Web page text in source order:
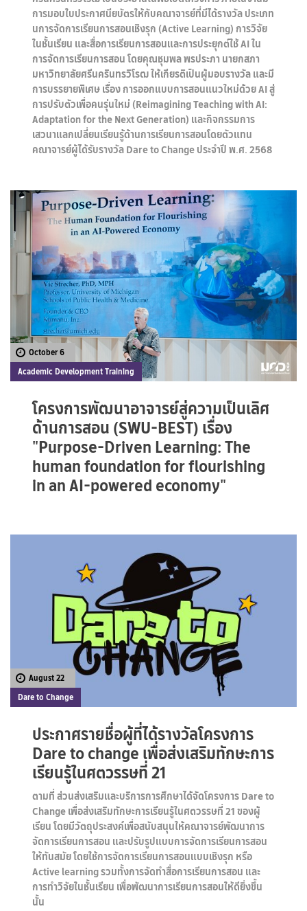
การมอบใบประกาศนียบัตรให้กับคณาจารย์ที่มีได้รางวัล ประเภท
นการจัดการเรียนการสอนเชิงรุก (Active Learning) การวิจัย
ในชั้นเรียน และสื่อการเรียนการสอนและการประยุกต์ใช้ AI ใน
การจัดการเรียนการสอน โดยคุณชุมพล พรประภา นายกสภา
มหาวิทยาลัยศรีนครินทรวิโรฒ ให้เกียรติเป็นผู้มอบรางวัล และมี
การบรรยายพิเศษ เรื่อง การออกแบบการสอนแนวใหม่ด้วย AI สู่
การปรับตัวเพื่อคนรุ่นใหม่ (Reimagining Teaching with AI:
Adaptation for the Next Generation) และกิจกรรมการ
เสวนาแลกเปลี่ยนเรียนรู้ด้านการเรียนการสอนโดยตัวแทน
คณาจารย์ผู้ได้รับรางวัล Dare to Change ประจำปี พ.ศ. 2568
October 6
Academic Development Training
โครงการพัฒนาอาจารย์สู่ความเป็นเลิศ
ด้านการสอน (SWU-BEST) เรื่อง
"Purpose-Driven Learning: The
human foundation for flourishing
in an AI-powered economy"
August 22
Dare to Change
ประกาศรายชื่อผู้ที่ได้รางวัลโครงการ
Dare to change เพื่อส่งเสริมทักษะการ
เรียนรู้ในศตวรรษที่ 21
ตามที่ ส่วนส่งเสริมและบริการการศึกษาได้จัดโครงการ Dare to
Change เพื่อส่งเสริมทักษะการเรียนรู้ในศตวรรษที่ 21 ของผู้
เรียน โดยมีวัตถุประสงค์เพื่อสนับสนุนให้คณาจารย์พัฒนาการ
จัดการเรียนการสอน และปรับรูปแบบการจัดการเรียนการสอน
ให้ทันสมัย โดยใช้การจัดการเรียนการสอนแบบเชิงรุก หรือ
Active learning รวมทั้งการจัดทำสื่อการเรียนการสอน และ
การทำวิจัยในชั้นเรียน เพื่อพัฒนาการเรียนการสอนให้ดียิ่งขึ้น
นั้น